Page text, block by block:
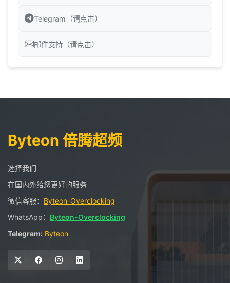
Telegram（请点击）
邮件支持（请点击）
Byteon 倍腾超频
选择我们
在国内外给您更好的服务
微信客服： Byteon-Overclocking
WhatsApp： Byteon-Overclocking
Telegram: Byteon